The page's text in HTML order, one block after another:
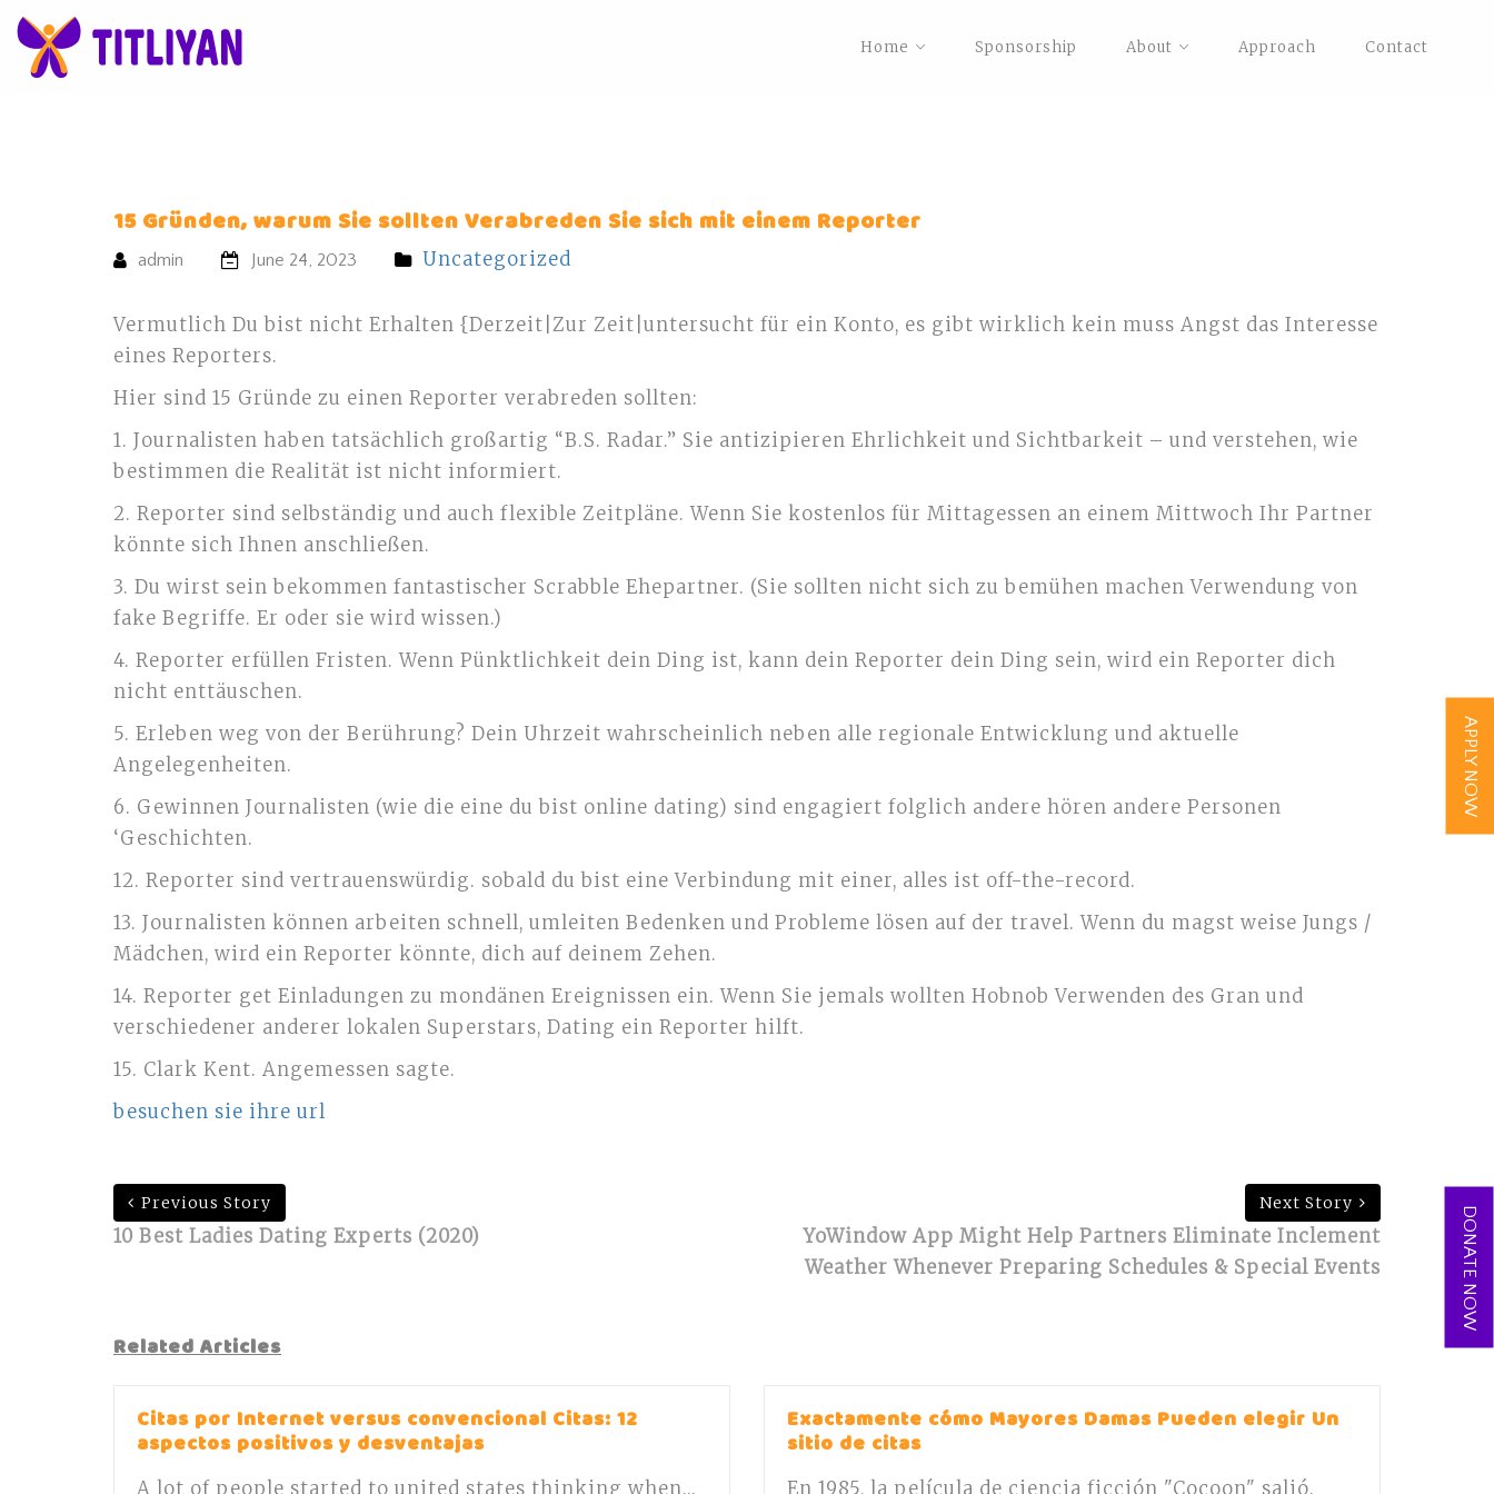
Home Sponsorship About Approach Contact
15 Gründen, warum Sie sollten Verabreden Sie sich mit einem Reporter
admin June 24, 2023 Uncategorized
Vermutlich Du bist nicht Erhalten {Derzeit|Zur Zeit|untersucht für ein Konto, es gibt wirklich kein muss Angst das Interesse
eines Reporters.
Hier sind 15 Gründe zu einen Reporter verabreden sollten:
1. Journalisten haben tatsächlich großartig “B.S. Radar.” Sie antizipieren Ehrlichkeit und Sichtbarkeit – und verstehen, wie
bestimmen die Realität ist nicht informiert.
2. Reporter sind selbständig und auch flexible Zeitpläne. Wenn Sie kostenlos für Mittagessen an einem Mittwoch Ihr Partner
könnte sich Ihnen anschließen.
3. Du wirst sein bekommen fantastischer Scrabble Ehepartner. (Sie sollten nicht sich zu bemühen machen Verwendung von
fake Begriffe. Er oder sie wird wissen.)
4. Reporter erfüllen Fristen. Wenn Pünktlichkeit dein Ding ist, kann dein Reporter dein Ding sein, wird ein Reporter dich
nicht enttäuschen.
5. Erleben weg von der Berührung? Dein Uhrzeit wahrscheinlich neben alle regionale Entwicklung und aktuelle
Angelegenheiten.
6. Gewinnen Journalisten (wie die eine du bist online dating) sind engagiert folglich andere hören andere Personen
‘Geschichten.
12. Reporter sind vertrauenswürdig. sobald du bist eine Verbindung mit einer, alles ist off-the-record.
13. Journalisten können arbeiten schnell, umleiten Bedenken und Probleme lösen auf der travel. Wenn du magst weise Jungs /
Mädchen, wird ein Reporter könnte, dich auf deinem Zehen.
14. Reporter get Einladungen zu mondänen Ereignissen ein. Wenn Sie jemals wollten Hobnob Verwenden des Gran und
verschiedener anderer lokalen Superstars, Dating ein Reporter hilft.
15. Clark Kent. Angemessen sagte.
besuchen sie ihre url
Previous Story
10 Best Ladies Dating Experts (2020)
Next Story
YoWindow App Might Help Partners Eliminate Inclement
Weather Whenever Preparing Schedules & Special Events
Related Articles
Citas por Internet versus convencional Citas: 12
aspectos positivos y desventajas
A lot of people started to united states thinking when...
Exactamente cómo Mayores Damas Pueden elegir Un
sitio de citas
En 1985, la película de ciencia ficción "Cocoon" salió.
APPLY NOW
DONATE NOW